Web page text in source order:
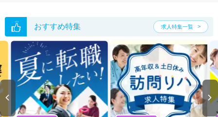
い。
おすすめ特集 求人特集一覧